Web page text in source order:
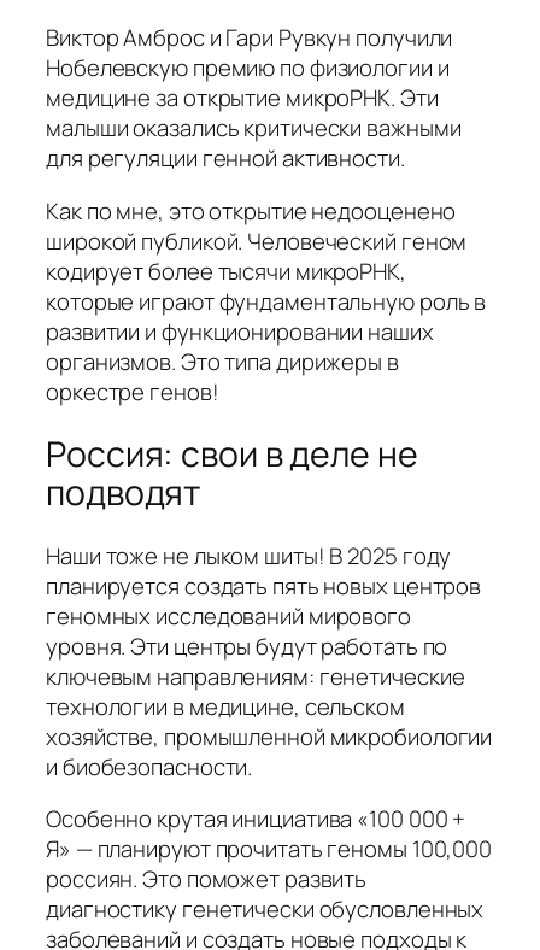
Виктор Амброс и Гари Рувкун получили
Нобелевскую премию по физиологии и
медицине за открытие микроРНК. Эти
малыши оказались критически важными
для регуляции генной активности.
Как по мне, это открытие недооценено
широкой публикой. Человеческий геном
кодирует более тысячи микроРНК,
которые играют фундаментальную роль в
развитии и функционировании наших
организмов. Это типа дирижеры в
оркестре генов!
Россия: свои в деле не
подводят
Наши тоже не лыком шиты! В 2025 году
планируется создать пять новых центров
геномных исследований мирового
уровня. Эти центры будут работать по
ключевым направлениям: генетические
технологии в медицине, сельском
хозяйстве, промышленной микробиологии
и биобезопасности.
Особенно крутая инициатива «100 000 +
Я» — планируют прочитать геномы 100,000
россиян. Это поможет развить
диагностику генетически обусловленных
заболеваний и создать новые подходы к